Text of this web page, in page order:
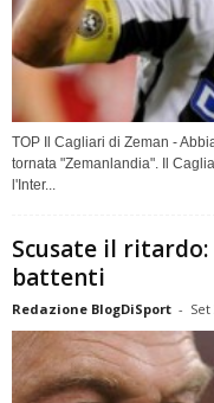
TOP Il Cagliari di Zeman -
tornata "Zemanlandia". Il
l'Inter...
Scusate il
battenti
Redazione BlogDiSport - Set